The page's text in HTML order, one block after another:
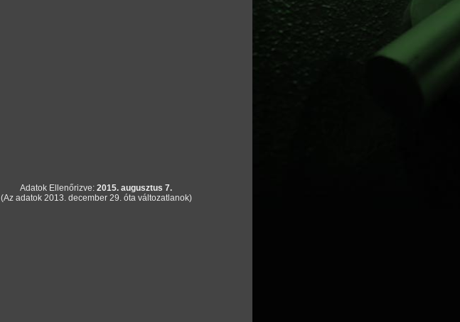
Adatok Ellenőrizve: 2015. augusztus 7.
(Az adatok 2013. december 29. óta változatlanok)